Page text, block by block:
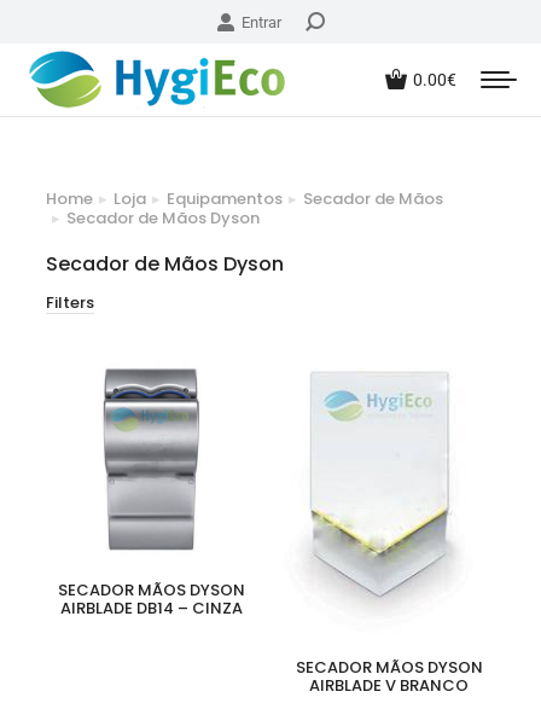
Entrar
0.00€
Secador de Mãos Dyson
Filters
You are here:
Home Loja Equipamentos
Secador de Mãos
Secador de Mãos Dyson
SECADOR MÃOS DYSON
AIRBLADE DB14 – CINZA
SECADOR MÃOS DYSON
AIRBLADE V BRANCO